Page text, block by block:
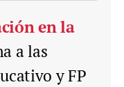
en la
a las
y FP